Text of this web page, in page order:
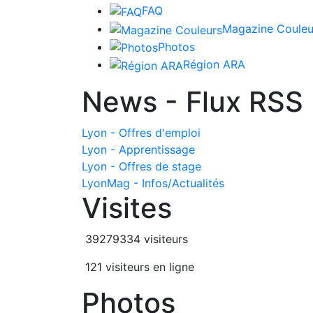
FAQ
Magazine
Photos
Région ARA
News - Flux RSS
Lyon - Offres d'emploi
Lyon - Apprentissage
Lyon - Offres de stage
LyonMag - Infos/Actualités
Visites
39279334 visiteurs
121 visiteurs en ligne
Photos